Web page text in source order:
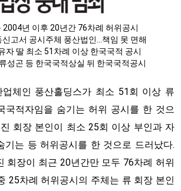
2004년 이후 20년간 76차례 허위공시
고서 공시주체 풍산법인…책임 못 면해
자 딸 최소 51차례 이상 한국국적 공시
성곤 등 한국국적상실 뒤 한국국적공시
업체인 풍산홀딩스가 최소 51회 이상 류
국적자임을 숨기는 허위 공시를 한 것으
회장 본인이 최소 25회 이상 부인과 자
기는 등 허위공시를 한 것으로 드러났다.
회장이 최근 20년간만 모두 76차례 허위
25차례 허위공시의 주체는 류 회장 본인